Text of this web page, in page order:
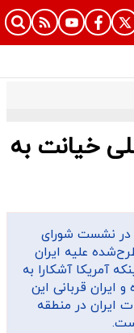
خیانت به
در نشست شورای
علیه ایران
آمریکا آشکارا به
ایران قربانی این
ایران در منطقه